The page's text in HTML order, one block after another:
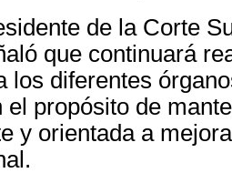
de la Corte
que continuará
los diferentes
el propósito de
y orientada a